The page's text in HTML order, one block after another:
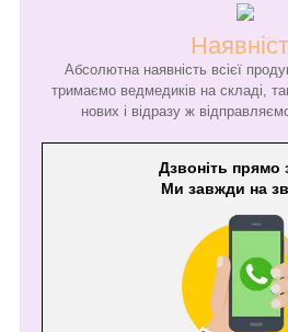
Абсолютна наявність всієї
тримаємо ведмедиків на складі,
нових і відразу ж
Дзвоніть прямо
Ми завжди на